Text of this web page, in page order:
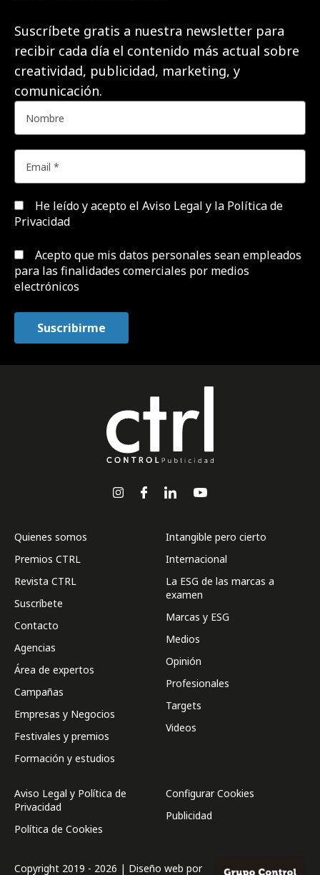
Suscríbete gratis a nuestra newsletter para
recibir cada día el contenido más actual sobre
creatividad, publicidad, marketing, y
comunicación.
He leído y acepto el Aviso Legal y la Política de
Privacidad
Acepto que mis datos personales sean empleados
para las finalidades comerciales por medios
electrónicos
Quienes somos
Premios CTRL
Revista CTRL
Suscríbete
Contacto
Agencias
Área de expertos
Campañas
Empresas y Negocios
Festivales y premios
Formación y estudios
Intangible pero cierto
Internacional
La ESG de las marcas a
examen
Marcas y ESG
Medios
Opinión
Profesionales
Targets
Videos
Aviso Legal y Política de
Privacidad
Política de Cookies
Configurar Cookies
Publicidad
Copyright 2019 - 2026 | Diseño web por